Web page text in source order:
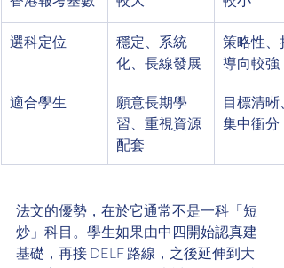
選科定位
穩定、系統
化、長線發展
策略性、
導向較強
適合學生
願意長期學
習、重視資源
配套
目標清晰
集中衝分
法文的優勢，在於它通常不是一科「短
炒」科目。學生如果由中四開始認真建
基礎，再接 DELF 路線，之後延伸到大